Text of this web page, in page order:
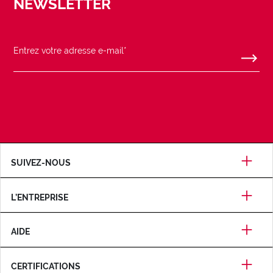
NEWSLETTER
SUIVEZ-NOUS
L’ENTREPRISE
AIDE
CERTIFICATIONS